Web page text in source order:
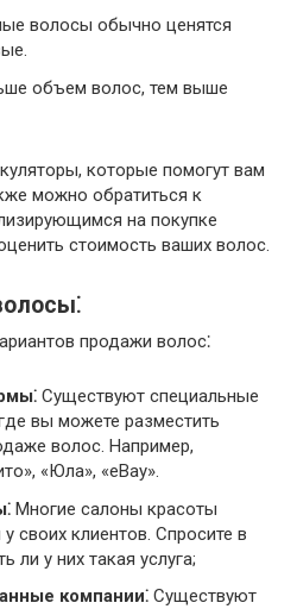
волосы обычно ценятся
объем волос, тем выше
которые помогут вам
можно обратиться к
на покупке
стоимость ваших волос.
продажи волос⁚
Существуют специальные
вы можете разместить
волос. Например,
«Юла», «eBay».
Многие салоны красоты
своих клиентов. Спросите в
ли у них такая услуга;
компании⁚ Существуют